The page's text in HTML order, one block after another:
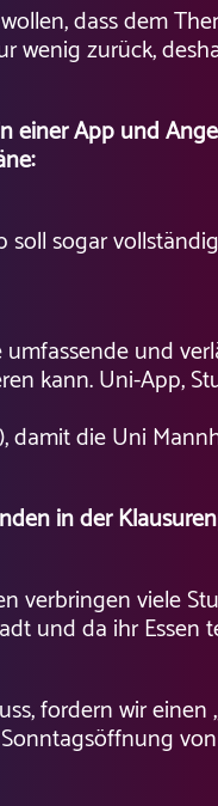
dass dem
wenig zurück,
App und
sogar
und
kann. Uni-App,
damit die Uni
in der
verbringen viele
und da ihr Essen
fordern wir einen